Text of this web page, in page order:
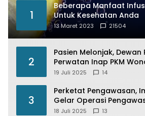
1
Beberapa Manfaat
Untuk Kesehatan Anda
13 Maret 2023 21504
2
Pasien Melonjak,
Perwatan Inap PKM
di Fungsikan
19 Juli 2025 14
3
Perketat Pengawasan,
Gelar Operasi
“Wirawaspada”
18 Juli 2025 13